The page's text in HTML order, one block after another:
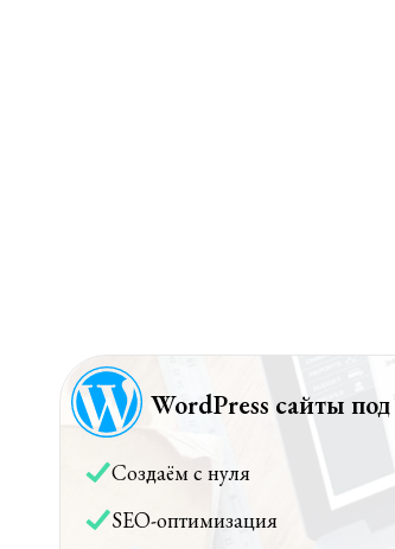
WordPress сайты
Создаём с нуля
SEO-оптимизация